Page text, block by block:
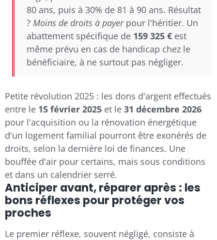
80 ans, puis à 30% de 81 à 90 ans. Résultat
? Moins de droits à payerpour l'héritier. Un
abattement spécifique de 159 325 € est
même prévu en cas de handicap chez le
bénéficiaire, à ne surtout pas négliger.
Petite révolution 2025 : les dons d'argent effectués
entre le 15 février 2025 et le 31 décembre 2026
pour l'acquisition ou la rénovation énergétique
d'un logement familial pourront être exonérés de
droits, selon la dernière loi de finances. Une
bouffée d'air pour certains, mais sous conditions
et dans un calendrier serré.
Anticiper avant, réparer après : les
bons réflexes pour protéger vos
proches
Le premier réflexe, souvent négligé, consiste à